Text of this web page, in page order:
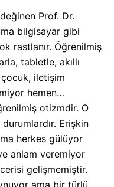
Prof. Dr.
bilgisayar gibi
rastlanır. Öğrenilmiş
tabletle, akıllı
iletişim
hemen…
otizmdir. O
Erişkin
herkes gülüyor
anlam veremiyor
gelişmemiştir.
ama bir türlü